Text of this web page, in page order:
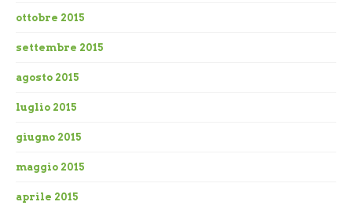
ottobre 2015
settembre 2015
agosto 2015
luglio 2015
giugno 2015
maggio 2015
aprile 2015